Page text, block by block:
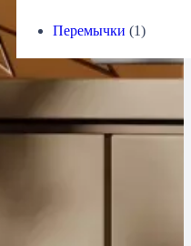
Перемычки (1)
проигрывателя